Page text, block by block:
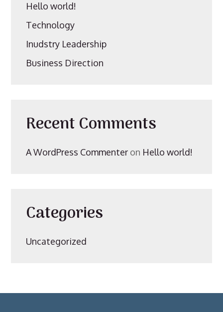
Hello world!
Technology
Inudstry Leadership
Business Direction
Recent Comments
A WordPress Commenter on Hello world!
Categories
Uncategorized